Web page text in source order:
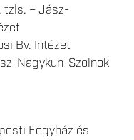
tzls. – Jász-
Bv. Intézet
Nagykun-Szolnok
Fegyház és